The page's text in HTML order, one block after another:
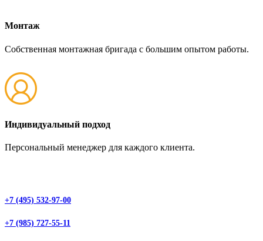
Монтаж
Собственная монтажная бригада с большим опытом работы.
Индивидуальный подход
Персональный менеджер для каждого клиента.
+7 (495) 532-97-00
+7 (985) 727-55-11